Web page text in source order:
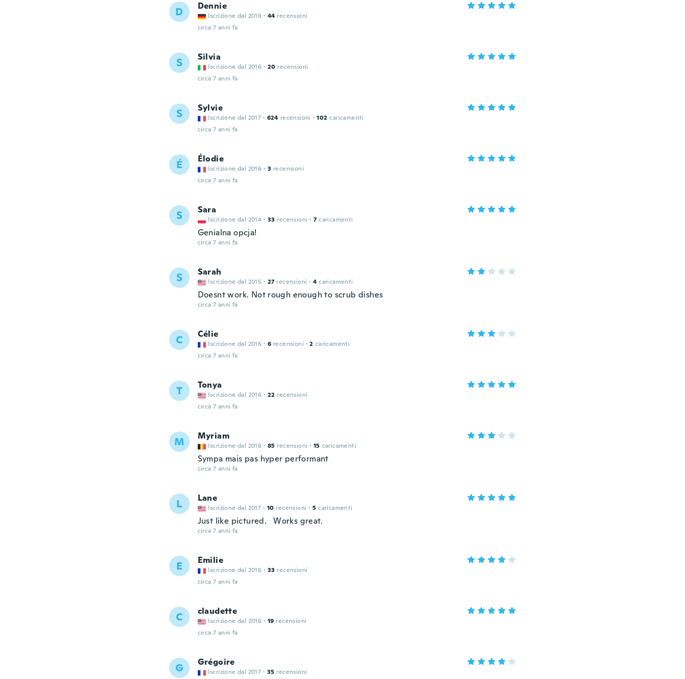
D Dennie
Iscrizione dal 2016 · 44 recensioni
circa 7 anni fa
S Silvia
Iscrizione dal 2016 · 20 recensioni
circa 7 anni fa
S Sylvie
Iscrizione dal 2017 · 624 recensioni · 102 caricamenti
circa 7 anni fa
É Élodie
Iscrizione dal 2016 · 3 recensioni
circa 7 anni fa
S Sara
Iscrizione dal 2014 · 33 recensioni · 7 caricamenti
Genialna opcja!
circa 7 anni fa
S Sarah
Iscrizione dal 2015 · 27 recensioni · 4 caricamenti
Doesnt work. Not rough enough to scrub dishes
circa 7 anni fa
C Célie
Iscrizione dal 2016 · 6 recensioni · 2 caricamenti
circa 7 anni fa
T Tonya
Iscrizione dal 2016 · 22 recensioni
circa 7 anni fa
M Myriam
Iscrizione dal 2016 · 85 recensioni · 15 caricamenti
Sympa mais pas hyper performant
circa 7 anni fa
L Lane
Iscrizione dal 2017 · 10 recensioni · 5 caricamenti
Just like pictured. Works great.
circa 7 anni fa
E Emilie
Iscrizione dal 2016 · 33 recensioni
circa 7 anni fa
C claudette
Iscrizione dal 2016 · 19 recensioni
circa 7 anni fa
G Grégoire
Iscrizione dal 2017 · 35 recensioni